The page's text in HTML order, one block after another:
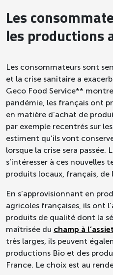
Les
les productions
Les consommateurs sont
et la crise sanitaire a
Geco Food Service** montre
pandémie, les français ont
en matière d’achat de
par exemple recentrés sur
estiment qu’ils vont
lorsque la crise sera passée.
s’intéresser à ces nouvelles
produits locaux, français, de
En s’approvisionnant en
agricoles françaises, ils ont
produits de qualité dont la
maîtrisée du champ à
très larges, ils peuvent
productions Bio et des
France. Le choix est au